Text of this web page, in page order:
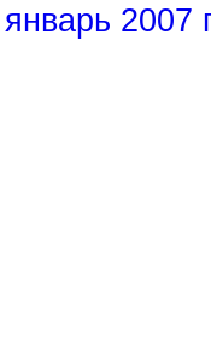
2007